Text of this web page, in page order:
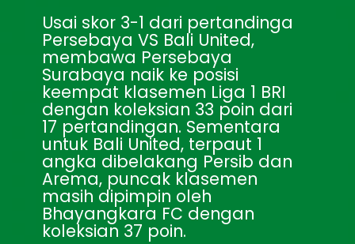
Usai skor 3-1 dari pertandinga
Persebaya VS Bali United,
membawa Persebaya
Surabaya naik ke posisi
keempat klasemen Liga 1 BRI
dengan koleksian 33 poin dari
17 pertandingan. Sementara
untuk Bali United, terpaut 1
angka dibelakang Persib dan
Arema, puncak klasemen
masih dipimpin oleh
Bhayangkara FC dengan
koleksian 37 poin.